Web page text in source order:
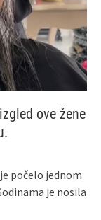
ove žene
počelo jednom
je nosila